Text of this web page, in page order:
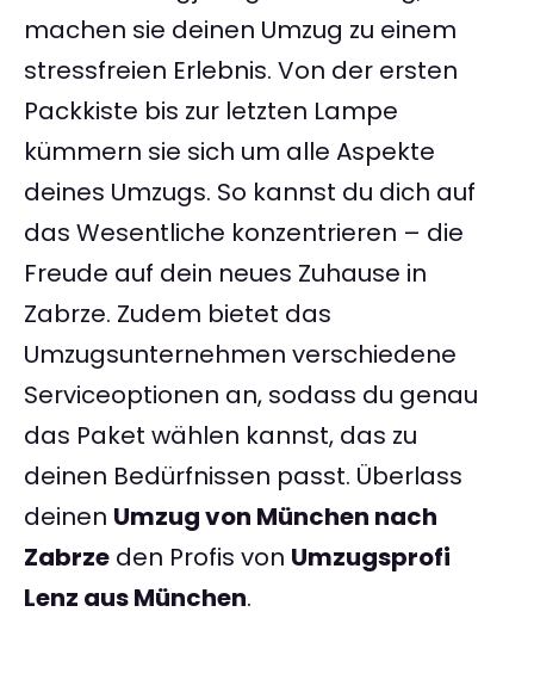
machen sie deinen Umzug zu einem
stressfreien Erlebnis. Von der ersten
Packkiste bis zur letzten Lampe
kümmern sie sich um alle Aspekte
deines Umzugs. So kannst du dich auf
das Wesentliche konzentrieren – die
Freude auf dein neues Zuhause in
Zabrze. Zudem bietet das
Umzugsunternehmen verschiedene
Serviceoptionen an, sodass du genau
das Paket wählen kannst, das zu
deinen Bedürfnissen passt. Überlass
deinen Umzug von München nach
Zabrze den Profis von Umzugsprofi
Lenz aus München.